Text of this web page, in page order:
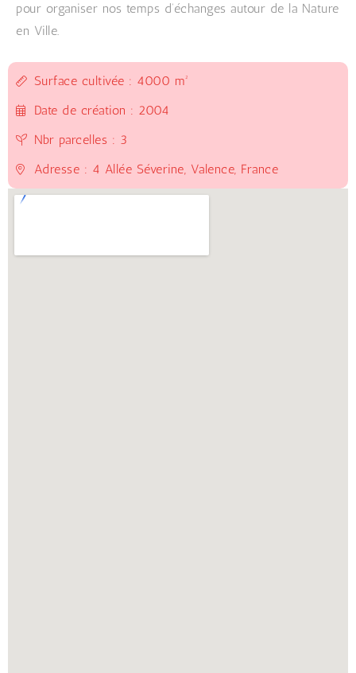
pour organiser nos temps d’échanges autour de la Nature
en Ville.
Surface cultivée : 4000 m²
Date de création : 2004
Nbr parcelles : 3
Adresse : 4 Allée Séverine, Valence, France